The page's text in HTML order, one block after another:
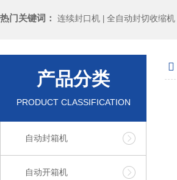
热门关键词： 连续封口机 全自动封切收缩机
产品分类
PRODUCT CLASSIFICATION
自动封箱机
自动开箱机